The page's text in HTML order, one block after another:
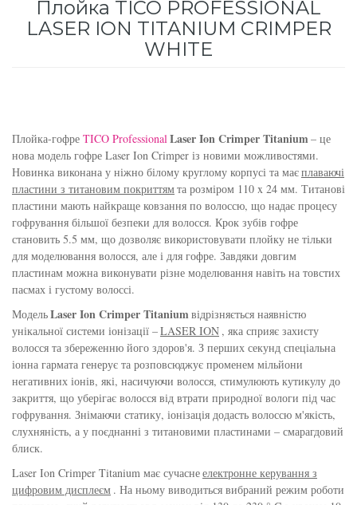
Плойка TICO PROFESSIONAL
LASER ION TITANIUM CRIMPER
WHITE
Плойка-гофре TICO ProfessionalLaser Ion Crimper Titanium– це
нова модель гофре Laser Ion Crimper із новими можливостями.
Новинка виконана у ніжно білому круглому корпусі та маєплаваючі
пластини з титановим покриттямта розміром 110 x 24 мм. Титанові
пластини мають найкраще ковзання по волоссю, що надає процесу
гофрування більшої безпеки для волосся. Крок зубів гофре
становить 5.5 мм, що дозволяє використовувати плойку не тільки
для моделювання волосся, але і для гофре. Завдяки довгим
пластинам можна виконувати різне моделювання навіть на товстих
пасмах і густому волоссі.
МодельLaser Ion Crimper Titaniumвідрізняється наявністю
унікальної системи іонізації –LASER ION , яка сприяє захисту
волосся та збереженню його здоров'я. З перших секунд спеціальна
іонна гармата генерує та розповсюджує променем мільйони
негативних іонів, які, насичуючи волосся, стимулюють кутикулу до
закриття, що уберігає волосся від втрати природної вологи під час
гофрування. Знімаючи статику, іонізація додасть волоссю м'якість,
слухняність, а у поєднанні з титановими пластинами – смарагдовий
блиск.
Laser Ion Crimper Titanium має сучаснеелектронне керування з
цифровим дисплеєм . На ньому виводиться вибраний режим роботи
Кошти від лупи
для інтенсивного зволоження
Subtil Color Lab Instant Detox - Серія детокс
Subtil Color Lab Regeneration Absolue –
Серія для відновлення волосся
Subtil Color Lab Volume Intense – Серія для
об'єму тонкого волосся
Subtil Design - Серія стайлінг та ніжний
догляд
Subtil Design Lab - Серія для максимального
збереження кольору волосся
Subtil Global Lift - Глибоке відновлення
Subtil Man XY - Серія для чоловіків: для
Revlon Professional
Sezavi
Subrina Professional
Subtil
Technique
Tico Professional
You Look Glamour
You Look Professional